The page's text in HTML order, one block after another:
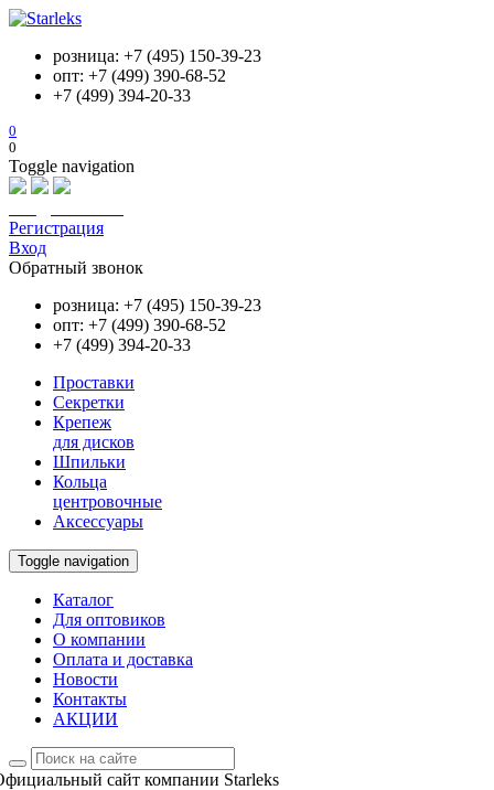
розница: +7 (495) 150-39-23
опт: +7 (499) 390-68-52
+7 (499) 394-20-33
0
0
Toggle navigation
Регистрация
Вход
Обратный звонок
розница: +7 (495) 150-39-23
опт: +7 (499) 390-68-52
+7 (499) 394-20-33
Проставки
Секретки
Крепеж
для дисков
Шпильки
Кольца
центровочные
Аксессуары
Toggle navigation
Каталог
Для оптовиков
О компании
Оплата и доставка
Новости
Контакты
АКЦИИ
сайт компании Starleks